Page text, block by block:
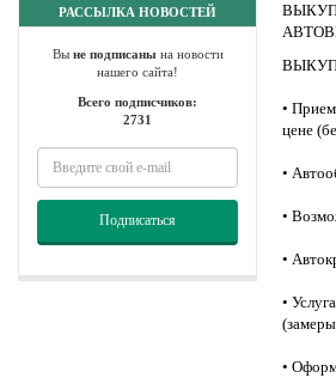
РАССЫЛКА НОВОСТЕЙ
Вы не подписанына новости
нашего сайта!
Всего подписчиков:
2731
Подписаться
•
цене
•
•
•
•
•